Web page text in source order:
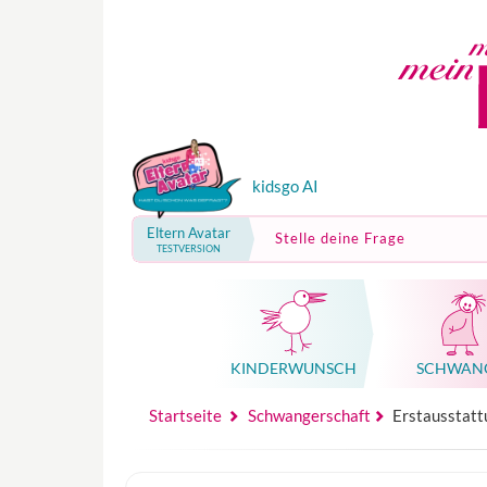
kidsgo AI
Eltern Avatar
TESTVERSION
Stelle deine Frage
KINDER­WUNSCH
Startseite Schwangerschaft